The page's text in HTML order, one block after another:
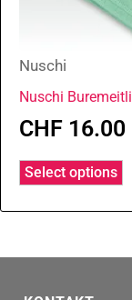
Nuschi
Nuschi Buremeitli
CHF 16.00
Select options